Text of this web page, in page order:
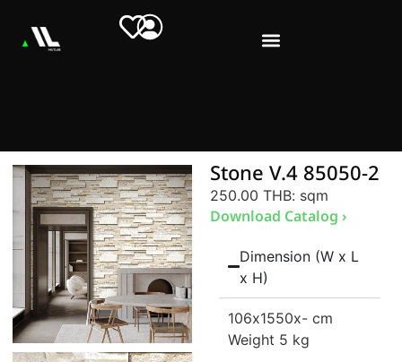
Stone V.4 85050-2
250.00 THB: sqm
Download Catalog ›
Dimension (W x L
x H)
106x1550x- cm
Weight 5 kg